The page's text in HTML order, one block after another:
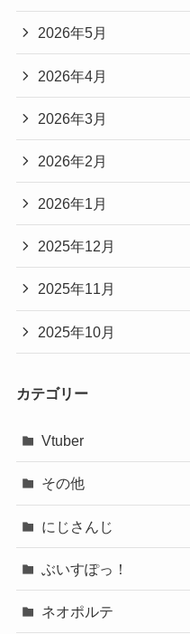
2026年5月
2026年4月
2026年3月
2026年2月
2026年1月
2025年12月
2025年11月
2025年10月
カテゴリー
Vtuber
その他
にじさんじ
ぶいすぽっ！
ネオポルテ